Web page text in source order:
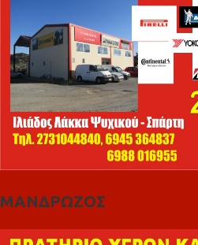
ΜΑΝΔΡΩΖΟΣ